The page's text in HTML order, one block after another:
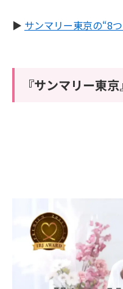
▶︎ サンマリー東京の“8
『サンマリー東